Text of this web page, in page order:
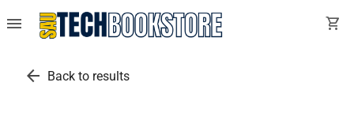
menu shopping_cart
arrow_back Back to results